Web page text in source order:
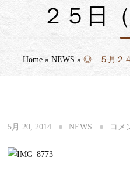
２５日
Home» NEWS » ◎ ５月２
5月 20, 2014 NEWS コメ